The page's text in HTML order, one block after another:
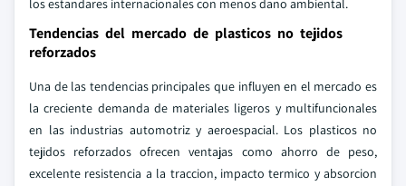
los estandares internacionales con menos dano ambiental.
Tendencias del mercado de plasticos no tejidos
reforzados
Una de las tendencias principales que influyen en el mercado es
la creciente demanda de materiales ligeros y multifuncionales
en las industrias automotriz y aeroespacial. Los plasticos no
tejidos reforzados ofrecen ventajas como ahorro de peso,
excelente resistencia a la traccion, impacto termico y absorcion